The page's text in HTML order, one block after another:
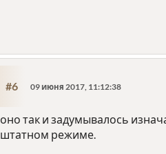
#6 09 июня 2017, 11:12:38
оно так и задумывалось
штатном режиме.